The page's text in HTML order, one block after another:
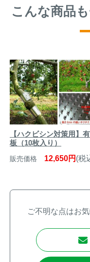
こんな商品
【ハクビシン対策用】
板（10枚入り）
販売価格 12,650円 (税
ご不明な点はお